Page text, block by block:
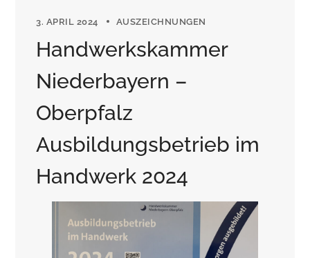
3. APRIL 2024 AUSZEICHNUNGEN
Handwerkskammer
Niederbayern –
Oberpfalz
Ausbildungsbetrieb im
Handwerk 2024